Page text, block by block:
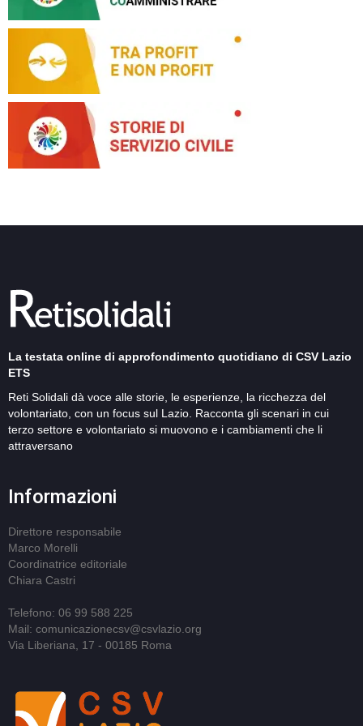
La testata online di approfondimento quotidiano di CSV Lazio
ETS
Reti Solidali dà voce alle storie, le esperienze, la ricchezza del
volontariato, con un focus sul Lazio. Racconta gli scenari in cui
terzo settore e volontariato si muovono e i cambiamenti che li
attraversano
Informazioni
Direttore responsabile
Marco Morelli
Coordinatrice editoriale
Chiara Castri
Telefono: 06 99 588 225
Mail: comunicazionecsv@csvlazio.org
Via Liberiana, 17 - 00185 Roma